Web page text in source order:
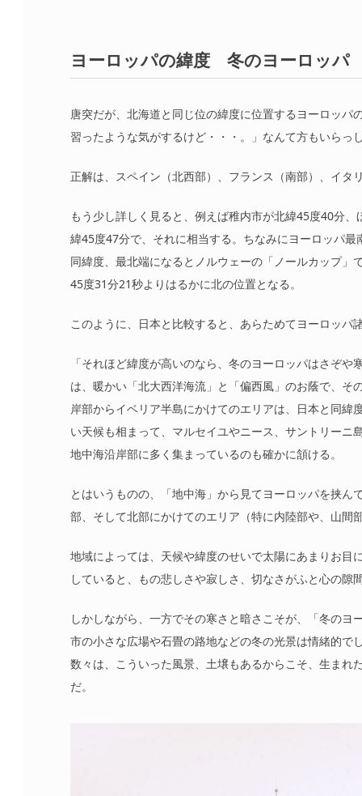
ヨーロッパの緯度 冬のヨーロッパ
唐突だが、北海道と同じ位の緯度に位置するヨーロッ
習ったような気がするけど・・・。」なんて方もいらっ
正解は、スペイン（北西部）、フランス（南部）、イタ
もう少し詳しく見ると、例えば稚内市が北緯45度40分
緯45度47分で、それに相当する。ちなみにヨーロッパ
同緯度、最北端になるとノルウェーの「ノールカップ
45度31分21秒よりはるかに北の位置となる。
このように、日本と比較すると、あらためてヨーロッパ
「それほど緯度が高いのなら、冬のヨーロッパはさぞ
は、暖かい「北大西洋海流」と「偏西風」のお蔭で、
岸部からイベリア半島にかけてのエリアは、日本と同
い天候も相まって、マルセイユやニース、サントリー
地中海沿岸部に多く集まっているのも確かに頷ける。
とはいうものの、「地中海」から見てヨーロッパを挟
部、そして北部にかけてのエリア（特に内陸部や、山間
地域によっては、天候や緯度のせいで太陽にあまりお
していると、もの悲しさや寂しさ、切なさがふと心の隙
しかしながら、一方でその寒さと暗さこそが、「冬の
市の小さな広場や石畳の路地などの冬の光景は情緒的
数々は、こういった風景、土壌もあるからこそ、生ま
だ。